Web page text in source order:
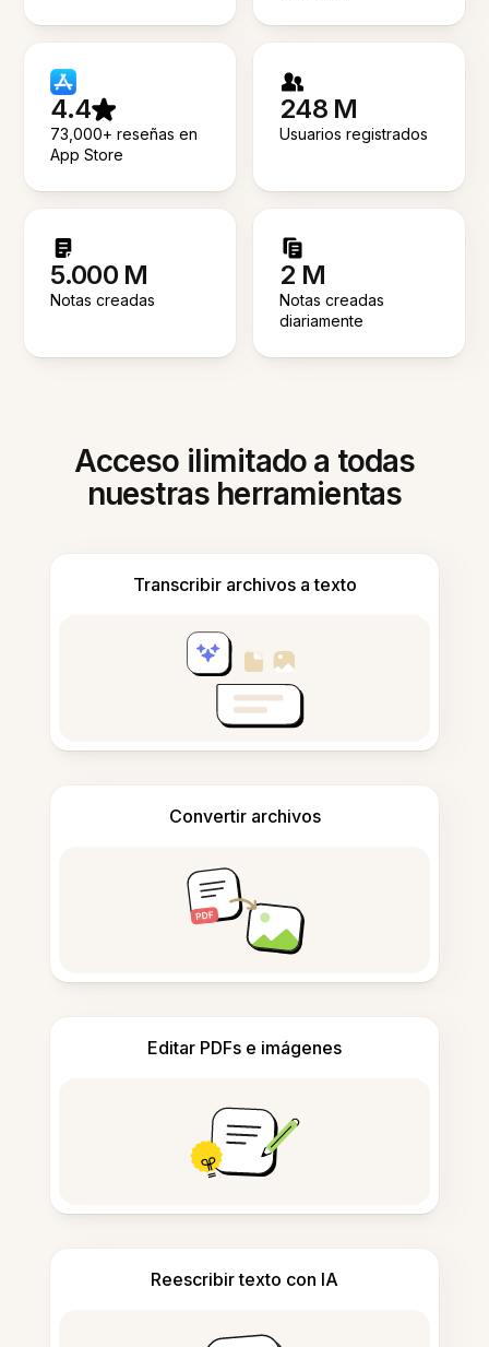
4.4
73,000+ reseñas en
App Store
248 M
Usuarios registrados
5.000 M
Notas creadas
2 M
Notas creadas
diariamente
Acceso ilimitado a todas
nuestras herramientas
Transcribir archivos a texto
Convertir archivos
Editar PDFs e imágenes
Reescribir texto con IA